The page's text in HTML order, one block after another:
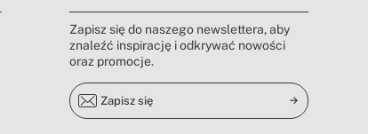
Zapisz się do naszego newslettera, aby
znaleźć inspirację i odkrywać nowości
oraz promocje.
Zapisz się